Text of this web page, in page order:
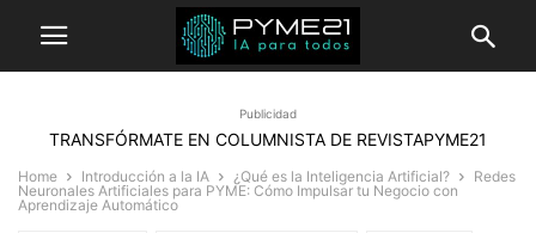
Publicidad
TRANSFÓRMATE EN COLUMNISTA DE REVISTAPYME21
Home Introducción a la IA ¿Qué es la Inteligencia Artificial?
Redes
Neuronales Artificiales para PYME: Cómo Impulsar tu Negocio con
Aprendizaje Automático